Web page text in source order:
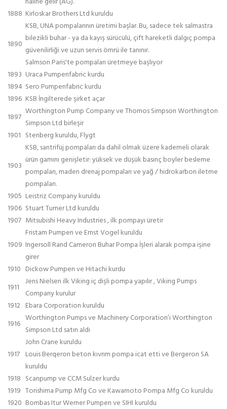
1888 Kirloskar Brothers Ltd kuruldu
1890
KSB, UNA pompalarının üretimi başlar. Bu, sadece tek salmastra
bilezikli buhar - ya da kayış sürücülü, çift hareketli dalgıç pompa
güvenilirliği ve uzun servis ömrü ile tanınır.
Salmson Paris'te pompaları üretmeye başlıyor
1893 Uraca Pumpenfabric kurdu
1894 Sero Pumpenfabric kurdu
1896 KSB İngilterede şirket açar
1897
Worthington Pump Company ve Thomos Simpson Worthington
Simpson Ltd birleşir
1901 Stenberg kuruldu, Flygt
1903
KSB, santrifüj pompaları da dahil olmak üzere kademeli olarak
ürün gamını genişletir: yüksek ve düşük basınç boyler besleme
pompaları, maden drenaj pompaları ve yağ / hidrokarbon iletme
pompaları.
1905 Leistriz Company kuruldu
1906 Stuart Turner Ltd kuruldu
1907 Mitsubishi Heavy Industries , ilk pompayı üretir
1909
Fristam Pumpen ve Ernst Vogel kuruldu
Ingersoll Rand Cameron Buhar Pompa İşleri alarak pompa işine
girer
1910 Dickow Pumpen ve Hitachi kurdu
1911
Jens Nielsen ilk Viking iç dişli pompa yapılır , Viking Pumps
Company kurulur
1912 Ebara Corporation kuruldu
1916
Worthington Pumps ve Machinery Corporation’ı Worthington
Simpson Ltd satın aldı
1917
John Crane kuruldu
Louis Berqeron beton kıvrım pompa icat etti ve Bergeron SA
kuruldu
1918 Scanpump ve CCM Sulzer kurdu
1919 Torishima Pump Mfg Co ve Kawamoto Pompa Mfg Co kuruldu
1920 Bombas Itur Werner Pumpen ve SIHI kuruldu